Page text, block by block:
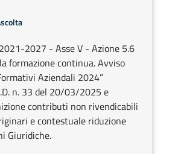
2027 - Asse V - Azione 5.6
formazione continua. Avviso
Aziendali 2024”
n. 33 del 20/03/2025 e
contributi non rivendicabili
e contestuale riduzione
Giuridiche.